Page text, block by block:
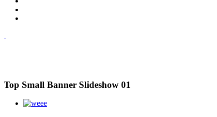
Top Small Banner Slideshow 01